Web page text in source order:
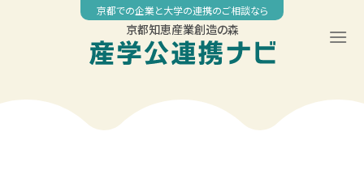
京都での企業と大学の連携のご相談なら
京都知恵産業創造の森